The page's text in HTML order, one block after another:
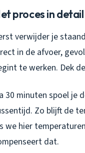
proces in detail
verwijder je
in de afvoer,
te werken. Dek
30 minuten spoel je
Zo blijft de
we hier
dat.